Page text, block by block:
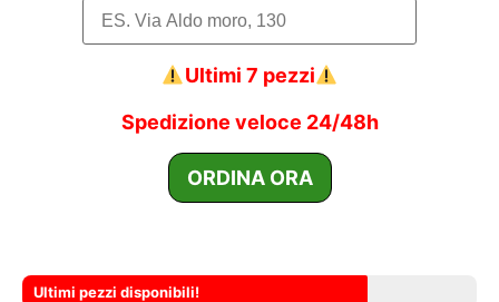
Ultimi 7 pezzi
Spedizione veloce 24/48h
Ultimi pezzi disponibili!